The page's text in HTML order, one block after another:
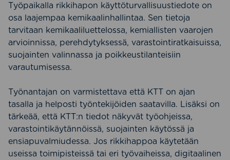
Työpaikalla rikkihapon käyttöturvallisuustiedote on
osa laajempaa kemikaalinhallintaa. Sen tietoja
tarvitaan kemikaaliluettelossa, kemiallisten vaarojen
arvioinnissa, perehdytyksessä, varastointiratkaisuissa,
suojainten valinnassa ja poikkeustilanteisiin
varautumisessa.
Työnantajan on varmistettava että KTT on ajan
tasalla ja helposti työntekijöiden saatavilla. Lisäksi on
tärkeää, että KTT:n tiedot näkyvät työohjeissa,
varastointikäytännöissä, suojainten käytössä ja
ensiapuvalmiudessa. Jos rikkihappoa käytetään
useissa toimipisteissä tai eri työvaiheissa, digitaalinen